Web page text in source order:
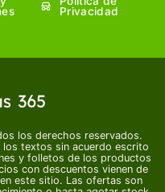
Privacidad
los derechos reservados.
textos sin acuerdo escrito
y folletos de los productos
con descuentos vienen de
este sitio. Las ofertas son